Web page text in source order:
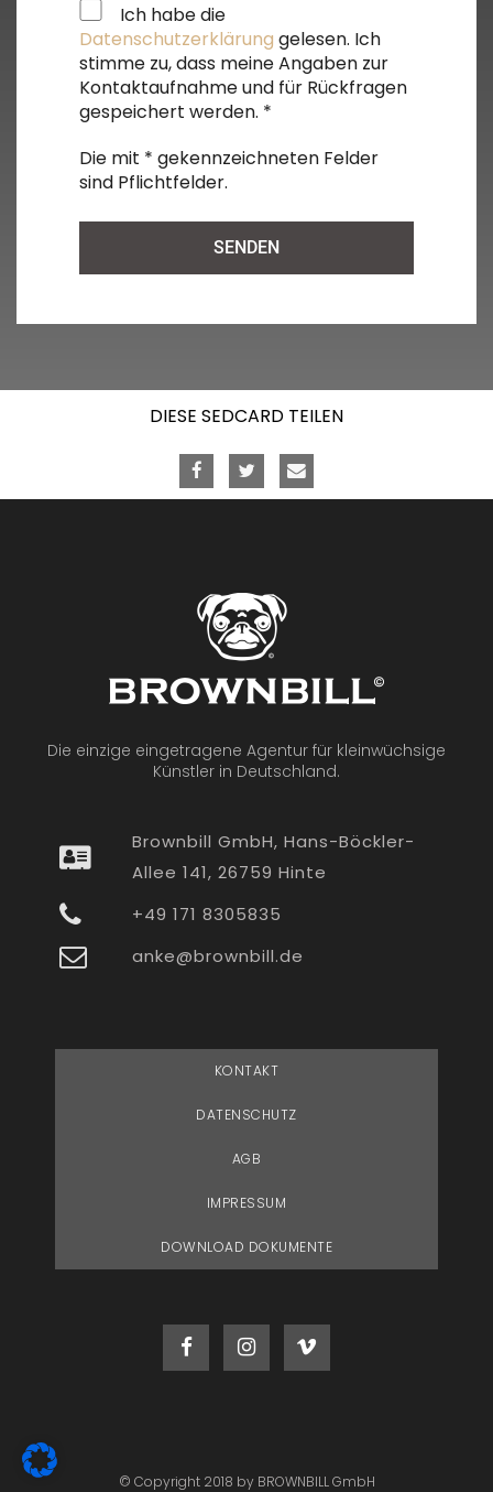
Ich habe die
Datenschutzerklärung gelesen. Ich
stimme zu, dass meine Angaben zur
Kontaktaufnahme und für Rückfragen
gespeichert werden. *
Die mit * gekennzeichneten Felder
sind Pflichtfelder.
Alternative:
DIESE SEDCARD TEILEN
Die einzige eingetragene Agentur für kleinwüchsige
Künstler in Deutschland.
Brownbill GmbH, Hans-Böckler-
Allee 141, 26759 Hinte
+49 171 8305835
anke@brownbill.de
KONTAKT
DATENSCHUTZ
AGB
IMPRESSUM
DOWNLOAD DOKUMENTE
© Copyright 2018 by BROWNBILL GmbH